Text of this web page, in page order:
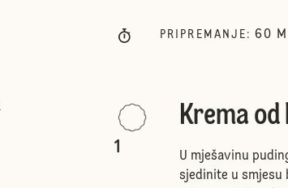
PRIPREMANJE : 60
1
Krema
U mješavinu
sjedinite u smjesu